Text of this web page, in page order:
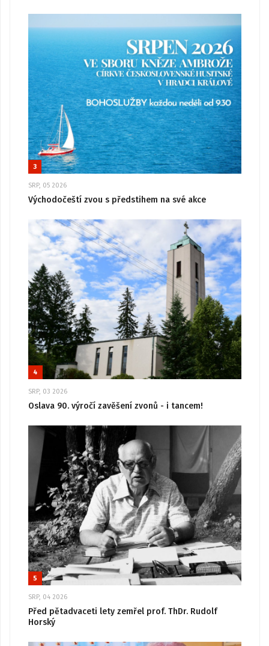
3
SRP, 05 2026
Východočeští zvou s předstihem na své akce
4
SRP, 03 2026
Oslava 90. výročí zavěšení zvonů - i tancem!
5
SRP, 04 2026
Před pětadvaceti lety zemřel prof. ThDr. Rudolf
Horský